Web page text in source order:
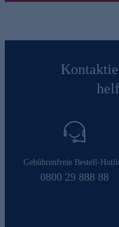
Gebührenfreie Bestell-
0800 29 888 88